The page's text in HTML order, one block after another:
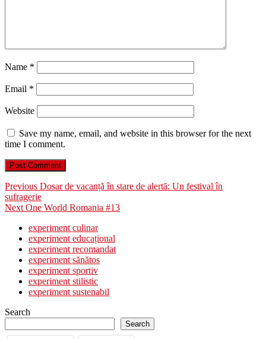
Name *
Email *
Website
Save my name, email, and website in this browser for the next
time I comment.
Post
navigation
Previous Previous
post:
Dosar de vacanță în stare de alertă: Un festival în
sufragerie
Next Next
One World Romania #13
experiment culinar
experiment educațional
experiment recomandat
experiment sănătos
experiment sportiv
experiment stilistic
experiment sustenabil
Search
Search